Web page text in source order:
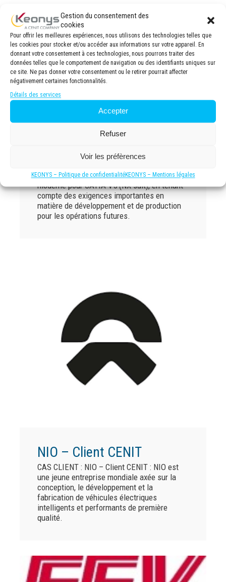
Gestion du consentement des
cookies
Pour offrir les meilleures expériences, nous utilisons des technologies telles que
les cookies pour stocker et/ou accéder aux informations sur votre appareil. En
donnant votre consentement à ces technologies, nous pourrons traiter des
données telles que le comportement de navigation ou des identifiants uniques sur
ce site. Ne pas donner votre consentement ou le retirer pourrait affecter
négativement certaines fonctionnalités.
Détails des services
Accepter
Refuser
Voir les préfèrences
KEONYS – Politique de confidentialitéKEONYS – Mentions légales
KOKINETICS – Client
Déploiement d’une solution PDM / PLM
moderne pour CATIA V5 (NX suit), en tenant
compte des exigences importantes en
matière de développement et de production
pour les opérations futures.
NIO – Client CENIT
CAS CLIENT : NIO – Client CENIT : NIO est
une jeune entreprise mondiale axée sur la
conception, le développement et la
fabrication de véhicules électriques
intelligents et performants de première
qualité.